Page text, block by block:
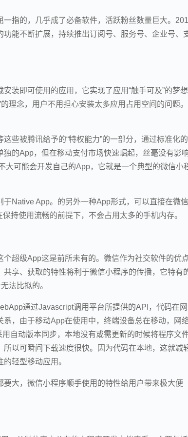
指的，几乎成了必备软件，活跃粉丝数量巨大。
能不断扩展，持续推出订阅号、服务号、企业号、
装即可使用的应用，它实现了应用“触手可及”的梦想
理念，用户不用担心安装太多应用占用空间的问题
些被腾讯给予的“特权能力”的一部分，通过标准化
的App，但在移动支付市场快速崛起，丝毫没有影
大可能会开发自己的App，它就是一个典型的微信小
Native App。的另外一种App形式，可以直接在微
持使用流畅的前提下，不会占用太多的手机内存。
超级App这是前所未有的。微信作为社交软件的优
享、获取的特性将利于微信小程序的传播，它特有
法比拟的。
通过Javascript调用平台所提供的API，代码在网
，由于移动App在使用中，终端设备总在移动，网
自动版本同步，本地没有或需更新的时候将程序文
以可瞬间下载速度很快。因为代码在本地，这就减
轻型移动应用。
大，微信小程序顺手使用的特性给用户带来极大便